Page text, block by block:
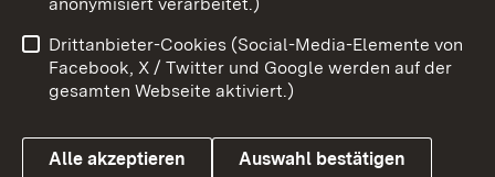
Barrierefreiheit
Datenschutz
Cookies
Drittanbieter-Cookies (Social-Media-Elemente von
Facebook, X / Twitter und Google werden auf der
gesamten Webseite aktiviert.)
Alle akzeptieren Auswahl bestätigen